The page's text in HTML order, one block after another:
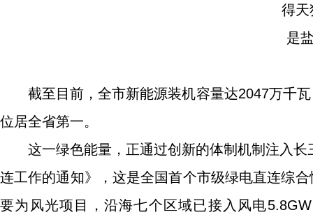
得天
是
截至目前，全市新能源装机容量达2047万千
位居全省第一。
这一绿色能量，正通过创新的体制机制注入
连工作的通知》，这是全国首个市级绿电直连综
要为风光项目，沿海七个区域已接入风电